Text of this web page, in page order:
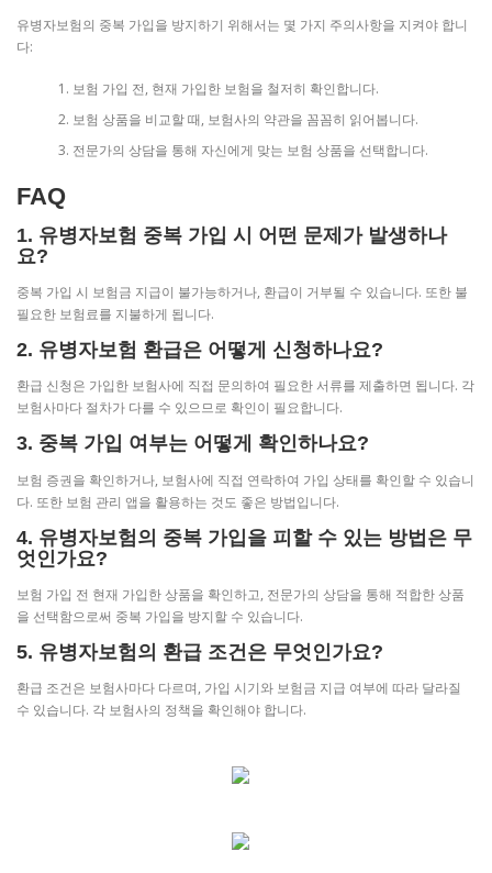
유병자보험의 중복 가입을 방지하기 위해서는 몇 가지 주의사항을 지켜야 합니
다:
보험 가입 전, 현재 가입한 보험을 철저히 확인합니다.
보험 상품을 비교할 때, 보험사의 약관을 꼼꼼히 읽어봅니다.
전문가의 상담을 통해 자신에게 맞는 보험 상품을 선택합니다.
FAQ
1. 유병자보험 중복 가입 시 어떤 문제가 발생하나
요?
중복 가입 시 보험금 지급이 불가능하거나, 환급이 거부될 수 있습니다. 또한 불
필요한 보험료를 지불하게 됩니다.
2. 유병자보험 환급은 어떻게 신청하나요?
환급 신청은 가입한 보험사에 직접 문의하여 필요한 서류를 제출하면 됩니다. 각
보험사마다 절차가 다를 수 있으므로 확인이 필요합니다.
3. 중복 가입 여부는 어떻게 확인하나요?
보험 증권을 확인하거나, 보험사에 직접 연락하여 가입 상태를 확인할 수 있습니
다. 또한 보험 관리 앱을 활용하는 것도 좋은 방법입니다.
4. 유병자보험의 중복 가입을 피할 수 있는 방법은 무
엇인가요?
보험 가입 전 현재 가입한 상품을 확인하고, 전문가의 상담을 통해 적합한 상품
을 선택함으로써 중복 가입을 방지할 수 있습니다.
5. 유병자보험의 환급 조건은 무엇인가요?
환급 조건은 보험사마다 다르며, 가입 시기와 보험금 지급 여부에 따라 달라질
수 있습니다. 각 보험사의 정책을 확인해야 합니다.